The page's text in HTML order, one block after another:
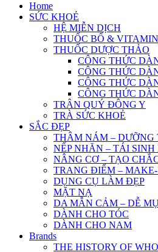
Home
SỨC KHOẺ
HỆ MIỄN DỊCH
THUỐC BỔ & VITAMIN
THUỐC DƯỢC THẢO
CÔNG THỨC
CÔNG THỨC
CÔNG THỨC
CÔNG THỨC
TRÂN QUÝ ĐÔNG Y
TRÀ SỨC KHOẺ
SẮC ĐẸP
THÂM NÁM – DƯỠNG
NẾP NHĂN – TÁI SINH
NÂNG CƠ – TẠO
TRANG ĐIỂM –
DỤNG CỤ LÀM ĐẸP
MẶT NẠ
DA MẪN CẢM – DỄ
DÀNH CHO TÓC
DÀNH CHO NAM
Brands
THE HISTORY OF